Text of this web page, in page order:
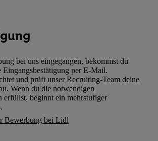
bei uns eingegangen, bekommst du
Eingangsbestätigung per E-Mail.
und prüft unser Recruiting-Team deine
Wenn du die notwendigen
erfüllst, beginnt ein mehrstufiger
Bewerbung bei Lidl
Wenn das der Fall ist, gibt Utiq Ihre IP-Adresse
der anhand der IP-Adresse und einer
eine Kennung für Utiq erstellt.
um Sie wiederzuerkennen und
in den Lidl-Diensten zu erfassen.
auch auf Diensten wiedererkannt